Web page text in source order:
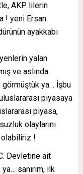
AKP lilerin
! yeni Ersan
ayakkabı
yalan
ve aslında
görmüştük ya… İşbu
piyasaya
piyasa,
olaylarını
olabiliriz !
Devletine ait
sanırım, ilk